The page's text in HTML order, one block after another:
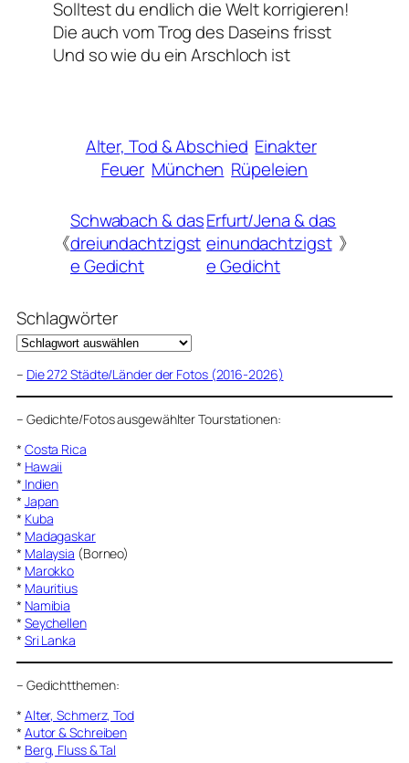
Solltest du endlich die Welt korrigieren!
Die auch vom Trog des Daseins frisst
Und so wie du ein Arschloch ist
Alter, Tod & Abschied Einakter
Feuer München Rüpeleien
《
Schwabach & das
dreiundachtzigst
e Gedicht
Erfurt/Jena & das
einundachtzigst
e Gedicht
》
Schlagwörter
– Die 272 Städte/Länder der Fotos (2016-2026)
– Gedichte/Fotos ausgewählter Tourstationen:
* Costa Rica
* Hawaii
* Indien
* Japan
* Kuba
* Madagaskar
* Malaysia (Borneo)
* Marokko
* Mauritius
* Namibia
* Seychellen
* Sri Lanka
– Gedichtthemen:
* Alter, Schmerz, Tod
* Autor & Schreiben
* Berg, Fluss & Tal